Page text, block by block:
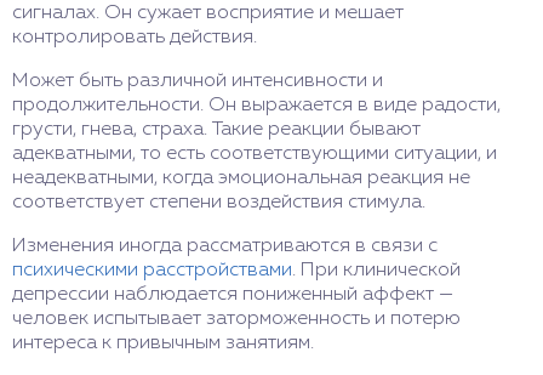
сигналах. Он сужает восприятие и мешает
контролировать действия.
Может быть различной интенсивности и
продолжительности. Он выражается в виде радости,
грусти, гнева, страха. Такие реакции бывают
адекватными, то есть соответствующими ситуации, и
неадекватными, когда эмоциональная реакция не
соответствует степени воздействия стимула.
Изменения иногда рассматриваются в связи с
психическими расстройствами. При клинической
депрессии наблюдается пониженный аффект —
человек испытывает заторможенность и потерю
интереса к привычным занятиям.